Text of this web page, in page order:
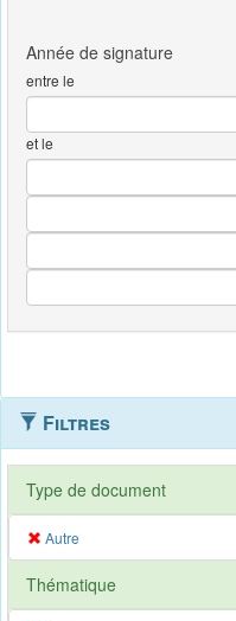
entre le
et le
Filtres
Type de document
Autre
Thématique